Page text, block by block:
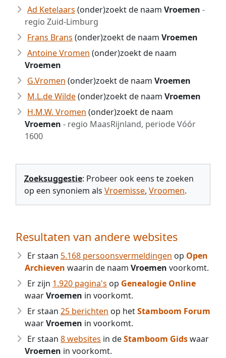
Ad Ketelaars (onder)zoekt de naam Vroemen -
regio Zuid-Limburg
Frans Brans (onder)zoekt de naam Vroemen
Antoine Vromen (onder)zoekt de naam
Vroemen
G.Vromen (onder)zoekt de naam Vroemen
M.L.de Wilde(onder)zoekt de naam Vroemen
H.M.W. Vromen (onder)zoekt de naam
Vroemen - regio MaasRijnland, periode Vóór
1600
Zoeksuggestie: Probeer ook eens te zoeken
op een synoniem als Vroemisse, Vroomen.
Resultaten van andere websites
Er staan 5.168 persoonsvermeldingen op Open
Archieven waarin de naam Vroemen voorkomt.
Er zijn 1.920 pagina's op Genealogie Online
waarVroemen in voorkomt.
Er staan 25 berichten op hetStamboom Forum
waarVroemen in voorkomt.
Er staan 8 websites in deStamboom Gidswaar
Vroemen in voorkomt.